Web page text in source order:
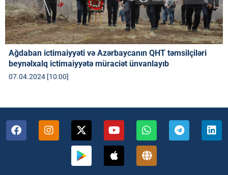
Ağdaban ictimaiyyəti və Azərbaycanın QHT təmsilçiləri
beynəlxalq ictimaiyyətə müraciət ünvanlayıb
07.04.2024 [10:00]